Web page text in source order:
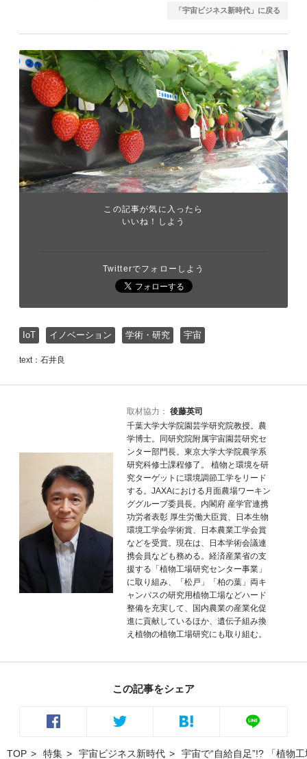
「宇宙ビジネス新時代」に戻る
この記事が気に入ったら
いいね！しよう
Twitterでフォローしよう
IoT イノベーション 学術・研究 宇宙
text：石井良
取材協力： 後藤英司
千葉大学大学院園芸学研究院教授。農
学博士。同研究院附属宇宙園芸研究セ
ンター部門長。東京大学大学院農学系
研究科修士課程修了。 植物と環境を研
究ターゲットに環境調節工学をリード
する。JAXAにおける月面農場ワーキン
ググループ委員長。内閣府 産学官連携
功労者表彰 厚生労働大臣賞、日本生物
環境工学会学術賞、日本農業工学会賞
などを受賞。現在は、日本学術会議連
携会員なども務める。経済産業省の支
援する「植物工場研究センター事業」
に取り組み、「松戸」「柏の葉」両キ
ャンパスの研究用植物工場などハード
整備を充実して、国内農業の産業化促
進に貢献しているほか、遺伝子組み換
え植物の植物工場研究にも取り組む。
この記事をシェア
TOP 特集 宇宙ビジネス新時代 宇宙で“自給自足”!? 「植物